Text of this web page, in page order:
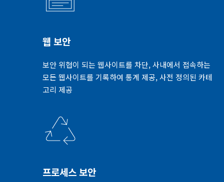
웹 보안
보안 위협이 되는 웹사이트를 차단, 사내에서 접속하는
모든 웹사이트를 기록하여 통계 제공, 사전 정의된 카테
고리 제공
프로세스 보안